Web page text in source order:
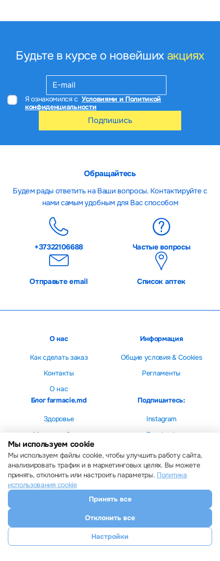
Будьте в курсе о новейших акциях
Я ознакомился с Условиями и Политикой
конфиденциальности
Подпишись
Обращайтесь
Будем рады ответить на Ваши вопросы. Контактируйте с
нами самым удобным для Вас способом
+37322106688 Частые вопросы
Отправьте email Список аптек
О нас
Как сделать заказ
Контакты
О нас
Информация
Общие условия & Cookies
Регламенты
Блог farmacie.md
Здоровье
Мама и ребенок
Красота
Подпишитесь:
Instagram
Facebook
Все права защищены © 2013 – 2026 Farmacie.md
Скачайте наше приложение
Настройки cookie
Мы используем cookie
Мы используем файлы cookie, чтобы улучшить работу сайта,
анализировать трафик и в маркетинговых целях. Вы можете
принять, отклонить или настроить параметры. Политика
использования cookie
Принять все
Отклонить все
Настройки